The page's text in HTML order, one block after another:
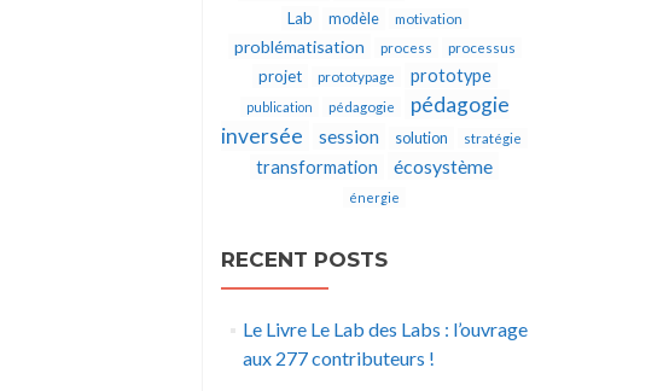
Lab modèle motivation
problématisation process processus
projet prototypage prototype
publication pédagogie
pédagogie
inversée
session solution stratégie
transformation écosystème
énergie
RECENT POSTS
Le Livre Le Lab des Labs : l’ouvrage
aux 277 contributeurs !